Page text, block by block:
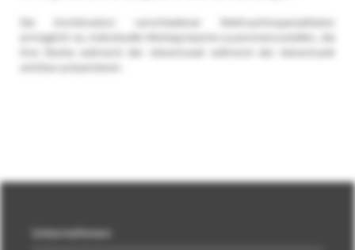
Die Kombination verschiedener Weihnachtsspezialitäten
ermöglicht es, individuelle Werbepräsente zusammenzustellen, die
Ihre Marke während der Adventszeit während der Adventszeit
sichtbar präsentieren.
Unternehmen